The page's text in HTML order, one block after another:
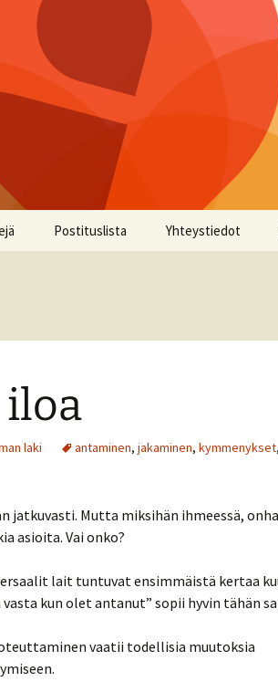
Postituslista Yhteystiedot
laki antaminen, jakaminen, kymmenykset,
jatkuvasti. Mutta miksihän ihmeessä,
asioita. Vai onko?
lait tuntuvat ensimmäistä kertaa
kun olet antanut” sopii hyvin tähän
vaatii todellisia muutoksia